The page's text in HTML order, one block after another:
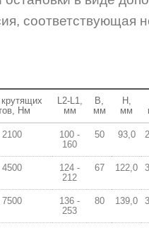
соответствующая
Нм
L2-L1,
мм
B,
мм
H,
мм
100 -
160
50 93,0
124 -
212
67 122,0
136 -
253
80 139,0